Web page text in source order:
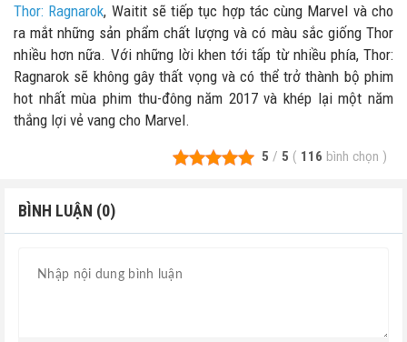
Thor: Ragnarok, Waitit sẽ tiếp tục hợp tác cùng Marvel và cho
ra mắt những sản phẩm chất lượng và có màu sắc giống Thor
nhiều hơn nữa. Với những lời khen tới tấp từ nhiều phía, Thor:
Ragnarok sẽ không gây thất vọng và có thể trở thành bộ phim
hot nhất mùa phim thu-đông năm 2017 và khép lại một năm
thắng lợi vẻ vang cho Marvel.
5 / 5 ( 116 bình chọn )
BÌNH LUẬN (0)